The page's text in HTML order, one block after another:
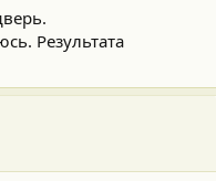
Результата